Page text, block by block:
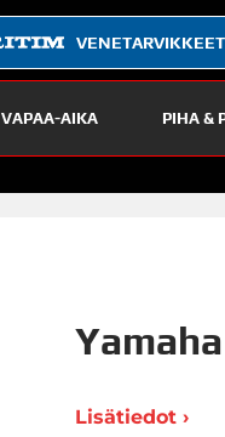
VENETARVIKKEET
VAPAA-AIKA PIHA &
Lisätiedot ›